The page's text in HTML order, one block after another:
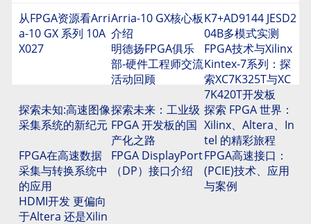
从FPGA资源看Arri
a-10 GX 系列 10A
X027
Arria-10 GX核心板
介绍
K7+AD9144 JESD2
04B多模式实测
明德扬FPGA俱乐
部-硬件工程师交流
活动回顾
FPGA技术与Xilinx
Kintex-7系列：探
索XC7K325T与XC
7K420T开发板
探索未知:高速图像
采集系统的新纪元
探索未来：工业级
FPGA 开发板的国
产化之路
探索 FPGA 世界：
Xilinx、Altera、In
tel 的精彩旅程
FPGA在高速数据
采集与转换系统中
的应用
FPGA DisplayPort
（DP）接口介绍
FPGA高速接口：
(PCIE)技术、应用
与案例
HDMI开发 更偏向
于Altera 还是Xilin